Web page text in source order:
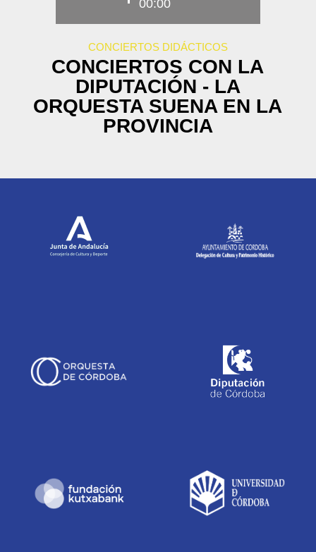
00:00
CONCIERTOS DIDÁCTICOS
CONCIERTOS CON LA
DIPUTACIÓN - LA
ORQUESTA SUENA EN LA
PROVINCIA